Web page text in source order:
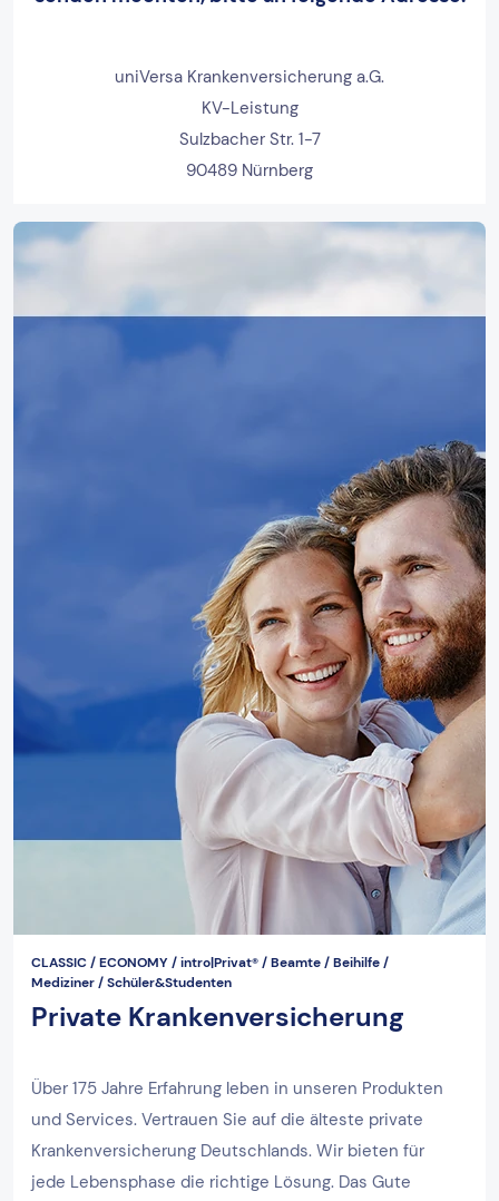
uniVersa Krankenversicherung a.G.
KV-Leistung
Sulzbacher Str. 1-7
90489 Nürnberg
CLASSIC / ECONOMY / intro|Privat® / Beamte / Beihilfe /
Mediziner / Schüler&Studenten
Private Krankenversicherung
Über 175 Jahre Erfahrung leben in unseren Produkten
und Services. Vertrauen Sie auf die älteste private
Krankenversicherung Deutschlands. Wir bieten für
jede Lebensphase die richtige Lösung. Das Gute